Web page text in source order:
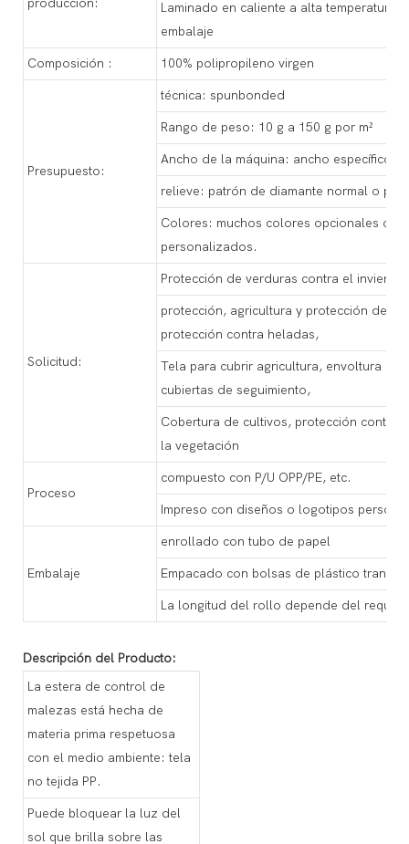
Laminado en caliente a alta temperatura
embalaje
Composición : 100% polipropileno virgen
Presupuesto:
técnica: spunbonded
Rango de peso: 10 g a 150 g por m²
Ancho de la máquina: ancho específico,
relieve: patrón de diamante normal o
Colores: muchos colores opcionales
personalizados.
Solicitud:
Protección de verduras contra el
protección, agricultura y protección de
protección contra heladas,
Tela para cubrir agricultura, envoltura
cubiertas de seguimiento,
Cobertura de cultivos, protección contra
la vegetación
Proceso
compuesto con P/U OPP/PE, etc.
Impreso con diseños o logotipos
Embalaje
enrollado con tubo de papel
Empacado con bolsas de plástico
La longitud del rollo depende del
Descripción del Producto:
La estera de control de
malezas está hecha de
materia prima respetuosa
con el medio ambiente: tela
no tejida PP.
Puede bloquear la luz del
sol que brilla sobre las